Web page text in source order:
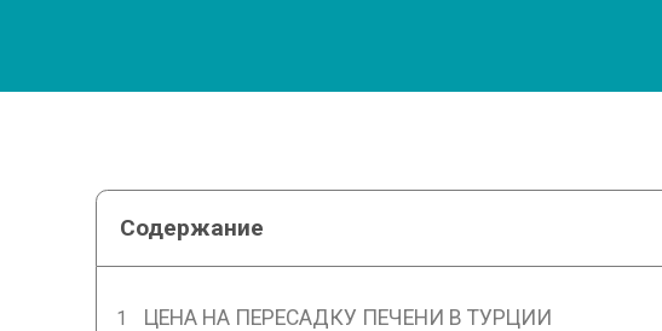
Содержание
ЦЕНА НА ПЕРЕСАДКУ ПЕЧЕНИ В ТУРЦИИ